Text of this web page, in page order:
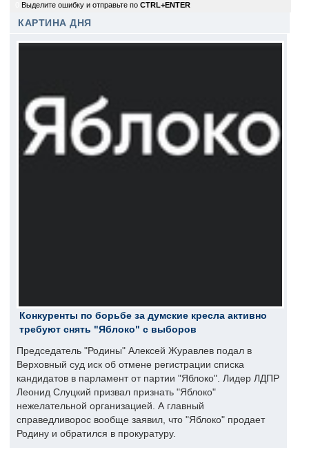
Выделите ошибку и отправьте по CTRL+ENTER
КАРТИНА ДНЯ
Конкуренты по борьбе за думские кресла активно
требуют снять "Яблоко" с выборов
Председатель "Родины" Алексей Журавлев подал в
Верховный суд иск об отмене регистрации списка
кандидатов в парламент от партии "Яблоко". Лидер ЛДПР
Леонид Слуцкий призвал признать "Яблоко"
нежелательной организацией. А главный
справедливорос вообще заявил, что "Яблоко" продает
Родину и обратился в прокуратуру.